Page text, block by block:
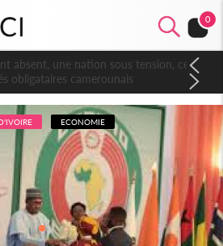
0
absent, une nation sous tension, ce
obligataires camerounais
ECONOMIE